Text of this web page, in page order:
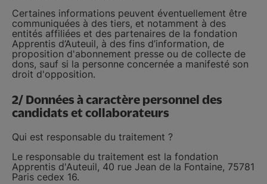
Certaines informations peuvent éventuellement être
communiquées à des tiers, et notamment à des
entités affiliées et des partenaires de la fondation
Apprentis d’Auteuil, à des fins d’information, de
proposition d'abonnement presse ou de collecte de
dons, sauf si la personne concernée a manifesté son
droit d'opposition.
2/ Données à caractère personnel des
candidats et collaborateurs
Qui est responsable du traitement ?
Le responsable du traitement est la fondation
Apprentis d'Auteuil, 40 rue Jean de la Fontaine, 75781
Paris cedex 16.